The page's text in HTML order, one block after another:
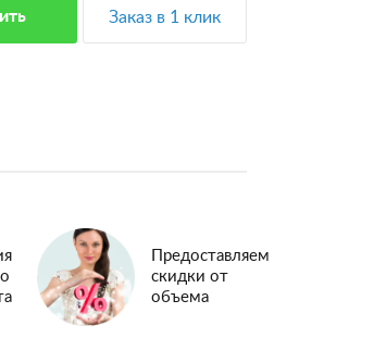
Заказ в 1 клик
Предоставляем
скидки от
объема